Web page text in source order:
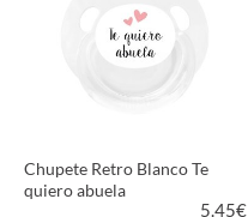
Chupete Retro Blanco Te
quiero abuela
5.45€